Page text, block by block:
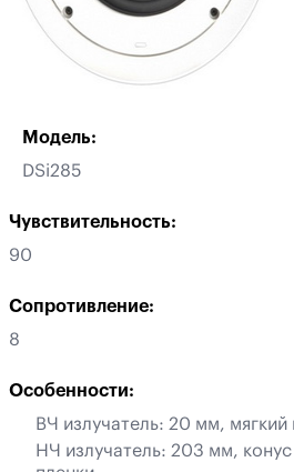
Модель:
DSi285
Чувствительность:
90
Сопротивление:
8
Особенности:
ВЧ излучатель: 20 мм, мягкий
НЧ излучатель: 203 мм,